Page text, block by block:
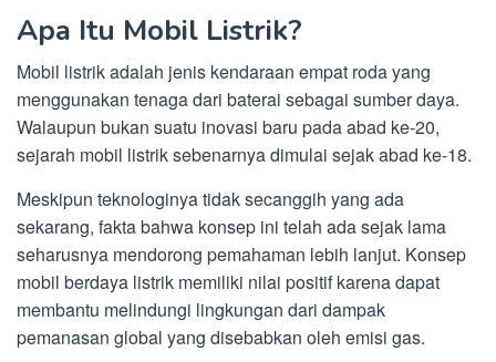
Apa Itu Mobil Listrik?
Mobil listrik adalah jenis kendaraan empat roda yang
menggunakan tenaga dari baterai sebagai sumber daya.
Walaupun bukan suatu inovasi baru pada abad ke-20,
sejarah mobil listrik sebenarnya dimulai sejak abad ke-18.
Meskipun teknologinya tidak secanggih yang ada
sekarang, fakta bahwa konsep ini telah ada sejak lama
seharusnya mendorong pemahaman lebih lanjut. Konsep
mobil berdaya listrik memiliki nilai positif karena dapat
membantu melindungi lingkungan dari dampak
pemanasan global yang disebabkan oleh emisi gas.